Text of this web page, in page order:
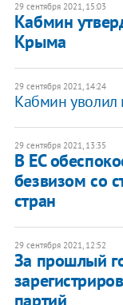
29 сентября 2021, 15:03
Кабмин
Крыма
29 сентября 2021, 14:24
Кабмин уволил
29 сентября 2021, 13:35
​В ЕС
безвизом со
стран
29 сентября 2021, 12:52
За прошлый
партий